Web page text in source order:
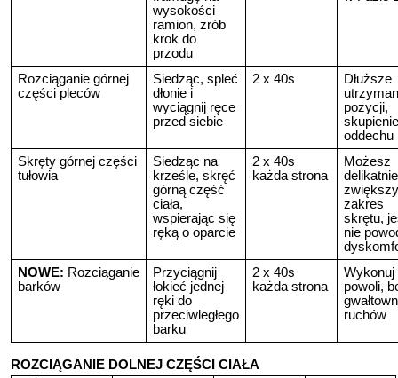
wysokości
ramion, zrób
krok do
przodu
Rozciąganie górnej
części pleców
Siedząc, spleć
dłonie i
wyciągnij ręce
przed siebie
2 x 40s
Dłuższe
pozycji,
oddechu
Skręty górnej części
tułowia
Siedząc na
krześle, skręć
górną część
ciała,
wspierając się
ręką o oparcie
2 x 40s
każda strona
Możesz
delikatnie
zakres
skrętu,
nie
NOWE: Rozciąganie
barków
Przyciągnij
łokieć jednej
ręki do
przeciwległego
barku
2 x 40s
każda strona
Wykonuj
powoli,
ruchów
ROZCIĄGANIE DOLNEJ CZĘŚCI CIAŁA